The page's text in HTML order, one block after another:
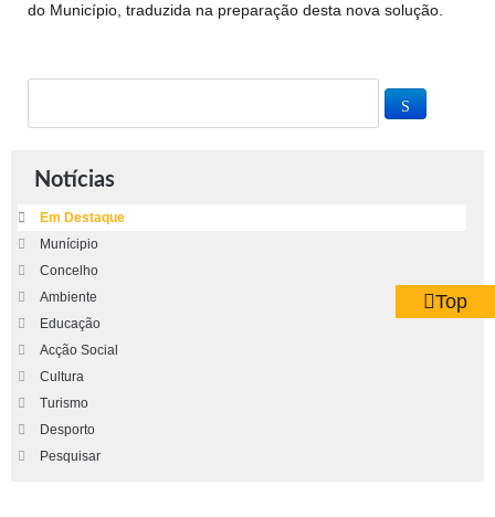
do Município, traduzida na preparação desta nova solução.
Notícias
Em Destaque
Munícipio
Concelho
Ambiente
Educação
Acção Social
Cultura
Turismo
Desporto
Pesquisar
Top